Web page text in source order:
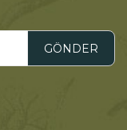
GÖNDER